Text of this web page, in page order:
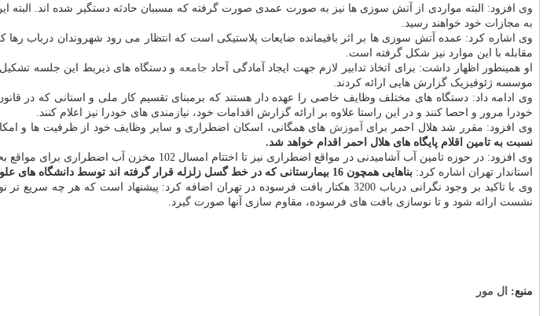
به مجازات خود خواهند رسید.
وی اشاره کرد: عمده آتش سوزی ها بر اثر باقیمانده ضایعات پلاستیکی است که انتظار می رود شهروندان درباب
مقابله با این موارد نیز شکل گرفته است.
او همینطور اظهار داشت: برای اتخاذ تدابیر لازم جهت ایجاد آمادگی آحاد جامعه و دستگاه های ذیربط این جلسه
موسسه ژئوفیزیک گزارش هایی ارائه کردند.
وی ادامه داد: دستگاه های مختلف وظایف خاصی را عهده دار هستند که برمبنای تقسیم کار ملی و استانی که در
خودرا مرور و احصا کنند و در این راستا علاوه بر ارائه گزارش اقدامات خود، نیازمندی های خودرا نیز اعلام کنند.
وی افزود: مقرر شد هلال احمر برای
آموزش های همگانی، اسکان اضطراری و سایر وظایف خود از ظرفیت ها و
نسبت به تامین اقلام پایگاه های هلال احمر اقدام خواهد شد.
وی افزود: در حوزه تامین آب آشامیدنی در مواقع اضطراری نیز تا اختتام امسال 102 مخزن آب اضطراری برای مواقع بحران مورد بهره برداری قرار می گیرد و مابقی آنها نیز تا آخر سال 1403 تامین و به بهره برداری می رسند.
استاندار تهران اشاره کرد: بناهایی همچون 16 بیمارستانی که در خط گسل زلزله قرار گرفته اند توسط دانشگاه های علوم پزشکی مقاوم سازی و یا جایگزینی بیمارستان ها صورت خواهد گرفت.
وی با تاکید بر وجود نگرانی درباب 3200 هکتار بافت فرسوده در تهران اضافه کرد:
نشست ارائه شود و تا نوسازی بافت های فرسوده، مقاوم سازی آنها صورت گیرد.
منبع: ال مور